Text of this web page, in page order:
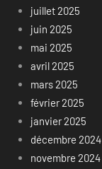
juillet 2025
juin 2025
mai 2025
avril 2025
mars 2025
février 2025
janvier 2025
décembre 2024
novembre 2024